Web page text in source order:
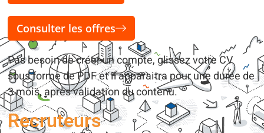
Consulter les offres
Pas besoin de créer un compte, glissez votre CV
sous forme de PDF et il apparaitra pour une durée de
3 mois, après validation du contenu.
Recruteurs